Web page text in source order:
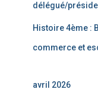
délégué/
Histoire 4ème :
commerce et
avril 2026